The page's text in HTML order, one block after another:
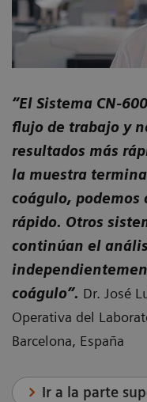
“El Sistema CN-
flujo de trabajo y
resultados más
la muestra
coágulo, podemos
rápido. Otros
continúan el
coágulo”. Dr. José
Operativa del
Barcelona, España
Ir a la parte